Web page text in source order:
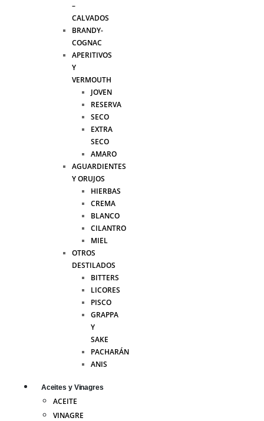
–
CALVADOS
BRANDY-
COGNAC
APERITIVOS
Y
VERMOUTH
JOVEN
RESERVA
SECO
EXTRA
SECO
AMARO
AGUARDIENTES
Y ORUJOS
HIERBAS
CREMA
BLANCO
CILANTRO
MIEL
OTROS
DESTILADOS
BITTERS
LICORES
PISCO
GRAPPA
Y
SAKE
PACHARÁN
ANIS
Aceites y Vinagres
ACEITE
VINAGRE